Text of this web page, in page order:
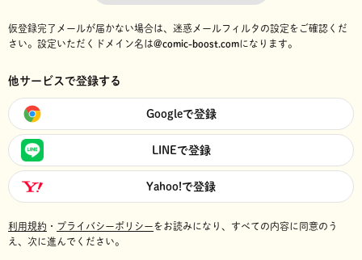
仮登録完了メールが届かない場合は、迷惑メールフィルタの設定をご確認くだ
さい。 設定いただくドメイン名は@comic-boost.comになります。
他サービスで登録する
Googleで登録
LINEで登録
Yahoo!で登録
利用規約 ・ プライバシーポリシーをお読みになり、 すべての内容に同意のう
え、次に進んでください。